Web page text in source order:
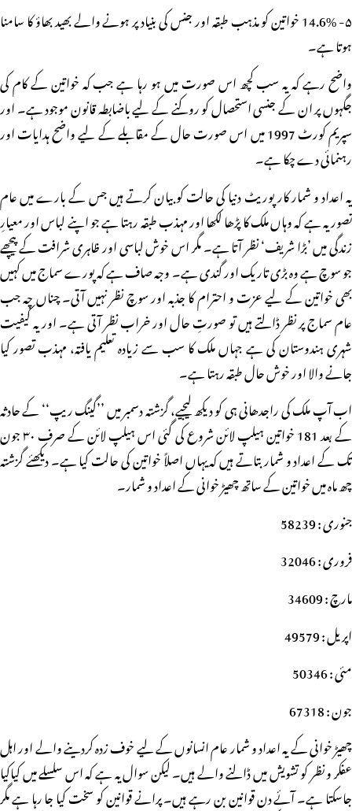
۵- 14.6% خواتین کو مذہب طبقہ اور جنس کی بنیاد پر ہونے والے بھید بھاؤ کا سامنا
ہوتا ہے۔
واضح رہے کہ یہ سب کچھ اس صورت میں ہو رہا ہے جب کہ خواتین کے کام کی
جگہوں پر ان کے جنسی استحصال کو روکنے کے لیے باضابطہ قانون موجود ہے۔ اور
سپریم کورٹ 1997 میں اس صورت حال کے مقابلے کے لیے واضح ہدایات اور
رہنمائی دے چکا ہے۔
یہ اعداد و شمار کارپوریٹ دنیا کی حالت کو بیان کرتے ہیں جس کے بارے میں عام
تصور یہ ہے کہ وہاں ملک کا پڑھا لکھا اور مہذب طبقہ رہتا ہے جو اپنے لباس اور معیارِ
زندگی میں ’بڑا شریف‘ نظر آتا ہے۔ مگر اس خوش لباسی اور ظاہری شرافت کے پیچھے
جو سوچ ہے وہ بڑی تاریک اور گندی ہے۔ وجہ صاف ہے کہ پورے سماج میں کہیں
بھی خواتین کے لیے عزت و احترام کا جذبہ اور سوچ نظر نہیں آتی۔ چناں چہ جب
عام سماج پر نظر ڈالتے ہیں تو صورتِ حال اور خراب نظر آتی ہے۔ اور یہ کیفیت
شہری ہندوستان کی ہے جہاں ملک کا سب سے زیادہ تعلیم یافتہ، مہذب تصور کیا
جانے والا اور خوش حال طبقہ رہتا ہے۔
اب آپ ملک کی راجدھانی ہی کو دیکھ لیجیے، گزشتہ دسمبر میں ’’گینگ ریپ‘‘ کے حادثہ
کے بعد 181 خواتین ہیلپ لائن شروع کی گئی اس ہیلپ لائن کے صرف ۳۰ جون
تک کے اعداد و شمار بتاتے ہیں کہ یہاں اصلاً خواتین کی حالت کیا ہے۔ دیکھئے گزشتہ
چھ ماہ میں خواتین کے ساتھ چھیڑ خوانی کے اعداد و شمار۔
جنوری : 58239
فروری : 32046
مارچ : 34609
اپریل : 49579
مئی : 50346
جون : 67318
چھیڑ خوانی کے یہ اعداد و شمار عام انسانوں کے لیے خوف زدہ کردینے والے اور اہل
عفکر و نظر کو تشویش میں ڈالنے والے ہیں۔ لیکن سوال یہ ہے کہ اس سلسلے میں کیاکیا
جاسکتا ہے۔ آئے دن قوانین بن رہے ہیں۔ پرانے قوانین کو سخت کیا جا رہا ہے مگر